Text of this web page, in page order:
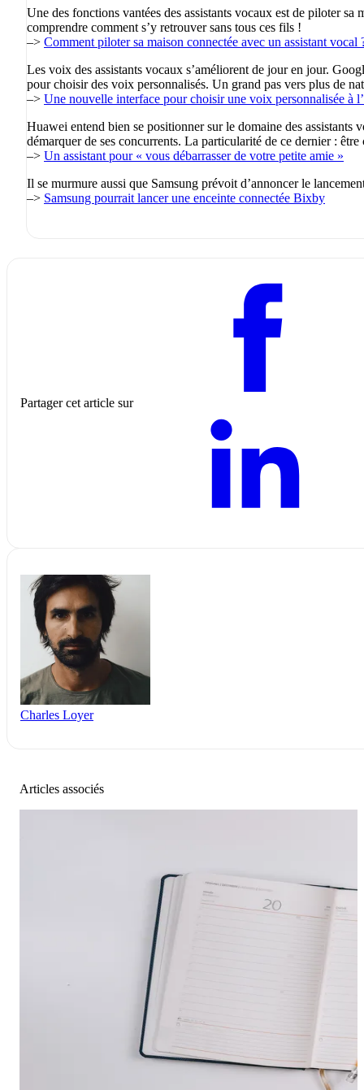
Une des fonctions vantées des assistants vocaux est de piloter
comprendre comment s’y retrouver sans tous ces fils !
–> Comment piloter sa maison connectée avec un assistant vocal
Les voix des assistants vocaux s’améliorent de jour en jour.
pour choisir des voix personnalisés. Un grand pas vers plus de
–> Une nouvelle interface pour choisir une voix personnalisée à
Huawei entend bien se positionner sur le domaine des assistants
démarquer de ses concurrents. La particularité de ce dernier :
–> Un assistant pour « vous débarrasser de votre petite amie »
Il se murmure aussi que Samsung prévoit d’annoncer le
–> Samsung pourrait lancer une enceinte connectée Bixby
Partager cet article sur
Charles Loyer
Articles associés